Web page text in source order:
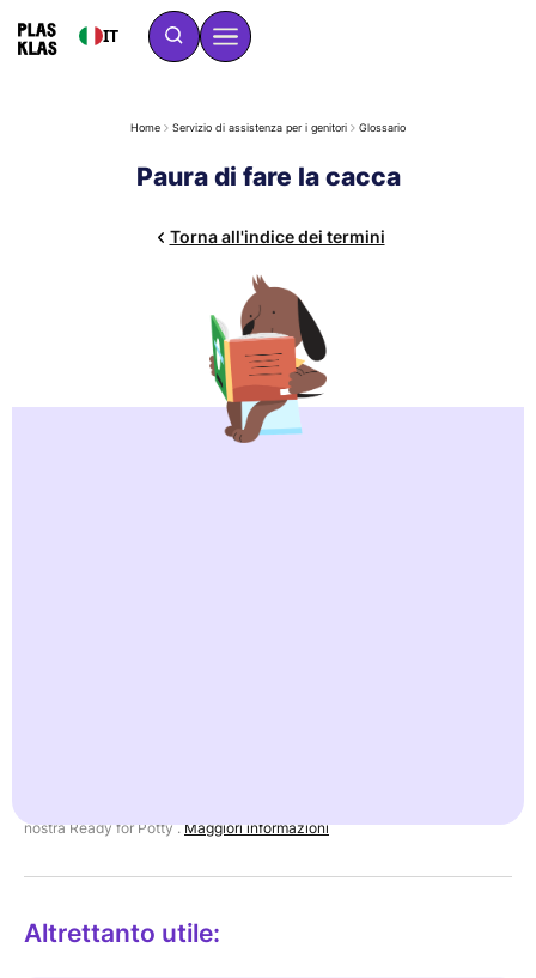
IT
Home Servizio di assistenza per i genitori Glossario
Paura di fare la cacca
Torna all'indice dei termini
nostra Ready for Potty .Maggiori informazioni
Altrettanto utile: